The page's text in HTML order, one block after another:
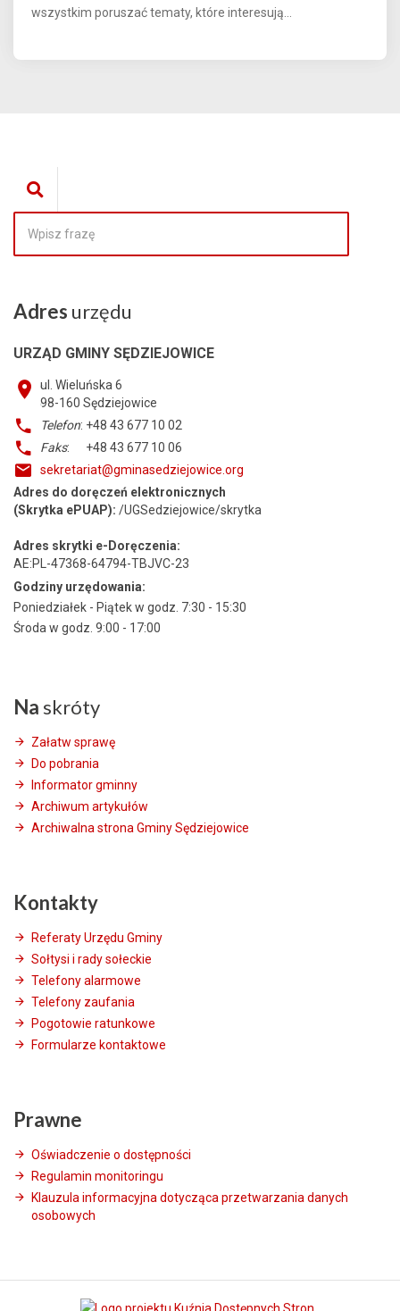
wszystkim poruszać tematy, które interesują...
Adres urzędu
URZĄD GMINY SĘDZIEJOWICE
ul. Wieluńska 6
98-160 Sędziejowice
Telefon: +48 43 677 10 02
Faks: +48 43 677 10 06
sekretariat@gminasedziejowice.org
Adres do doręczeń elektronicznych
(Skrytka ePUAP): /UGSedziejowice/skrytka
Adres skrytki e-Doręczenia:
AE:PL-47368-64794-TBJVC-23
Godziny urzędowania:
Poniedziałek - Piątek w godz. 7:30 - 15:30
Środa w godz. 9:00 - 17:00
Na skróty
Załatw sprawę
Do pobrania
Informator gminny
Archiwum artykułów
Archiwalna strona Gminy Sędziejowice
Kontakty
Referaty Urzędu Gminy
Sołtysi i rady sołeckie
Telefony alarmowe
Telefony zaufania
Pogotowie ratunkowe
Formularze kontaktowe
Prawne
Oświadczenie o dostępności
Regulamin monitoringu
Klauzula informacyjna dotycząca przetwarzania danych
osobowych